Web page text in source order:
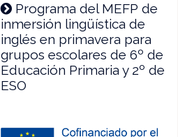
Programa del MEFP de
inmersión lingüística de
inglés en primavera para
grupos escolares de 6º de
Educación Primaria y 2º de
ESO